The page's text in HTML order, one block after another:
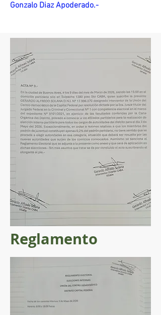
Gonzalo Diaz Apoderado.-
Reglamento